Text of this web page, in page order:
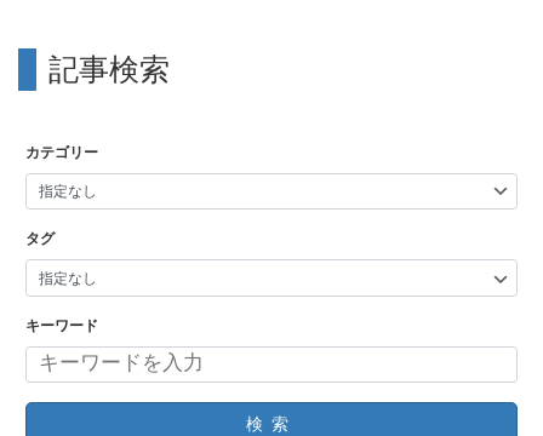
記事検索
カテゴリー
タグ
キーワード
検索